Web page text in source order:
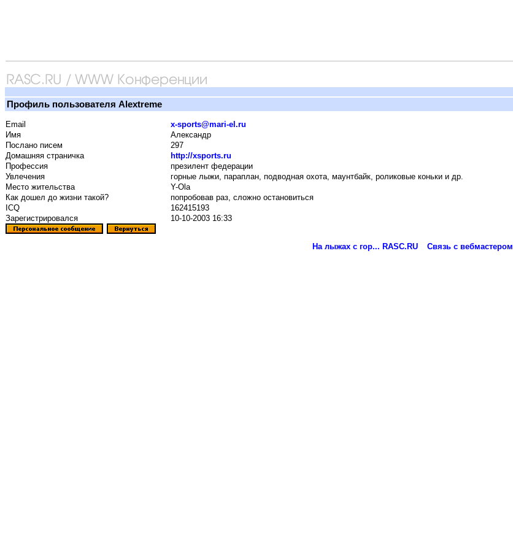
Профиль пользователя Alextreme
Email
x-sports@mari-el.ru
Имя
Александр
Послано писем
297
Домашняя страничка
http://xsports.ru
Профессия
презилент федерации
Увлечения
горные лыжи, параплан, подводная охота, маунтбайк, роликовые коньки и др.
Место жительства
Y-Ola
Как дошел до жизни такой?
попробовав раз, сложно остановиться
ICQ
162415193
Зарегистрировался
10-10-2003 16:33
На лыжах с гор... RASC.RU Связь с вебмастером